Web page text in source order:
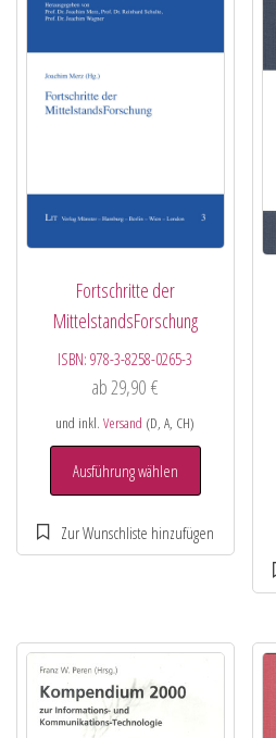
Fortschritte der
MittelstandsForschung
ISBN:978-3-8258-0265-3
ab 29,90€
und inkl.Versand (D, A, CH)
Ausführung wählen